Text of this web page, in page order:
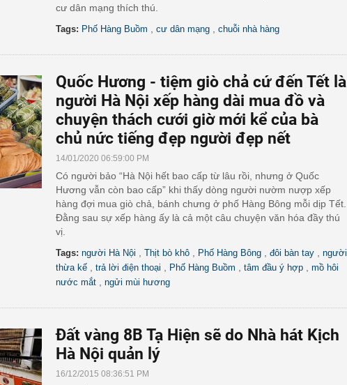
cư dân mạng thích thú.
Tags: Phố Hàng Buồm cư dân mạng chuỗi nhà hàng
Quốc Hương - tiệm giò chả cứ đến Tết là
người Hà Nội xếp hàng dài mua đồ và
chuyện thách cưới giờ mới kể của bà
chủ nức tiếng đẹp người đẹp nết
14/01/2020 06:59:00 PM
Có người bảo “Hà Nội hết bao cấp từ lâu rồi, nhưng ở Quốc
Hương vẫn còn bao cấp” khi thấy dòng người nườm nượp xếp
hàng đợi mua giò chả, bánh chưng ở phố Hàng Bông mỗi dịp Tết.
Đằng sau sự xếp hàng ấy là cả một câu chuyện văn hóa đầy thú
vị.
Tags: người Hà Nội Thịt bò khô Phố Hàng Bông đôi bàn tay
người
thừa kế
trả lời điện thoại Phố Hàng Buồm tâm đầu ý hợp
mồ hôi
nước mắt
ngửi mùi hương
Đất vàng 8B Tạ Hiện sẽ do Nhà hát Kịch
Hà Nội quản lý
16/12/2015 08:36:51 PM